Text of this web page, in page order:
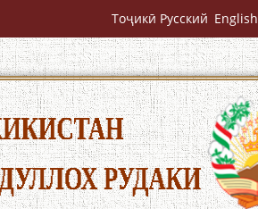
Тоҷикӣ Русский English
Кадамчо Худои Шарифзода